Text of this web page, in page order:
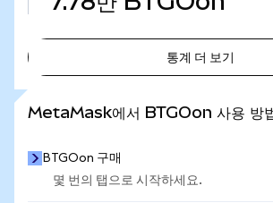
통계 더 보기
MetaMask에서 BTGOon 사용 방
BTGOon 구매
몇 번의 탭으로 시작하세요.